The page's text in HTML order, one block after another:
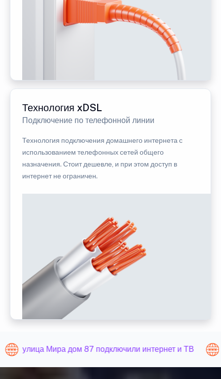
Технология xDSL
Подключение по телефонной линии
Технология подключения домашнего интернета с
использованием телефонных сетей общего
назначения. Стоит дешевле, и при этом доступ в
интернет не ограничен.
улица Мира дом 87 подключили интернет и ТВ